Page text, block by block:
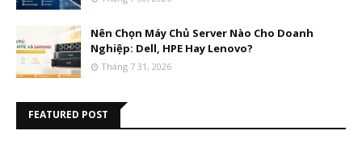
Nên Chọn Máy Chủ Server Nào Cho Doanh
Nghiệp: Dell, HPE Hay Lenovo?
Tháng 7 31, 2026
FEATURED POST